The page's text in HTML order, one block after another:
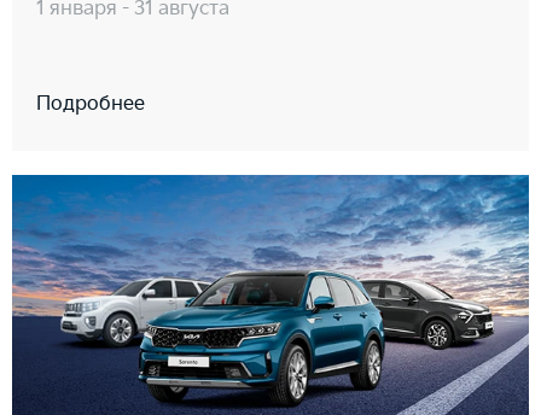
1 января - 31 августа
Подробнее